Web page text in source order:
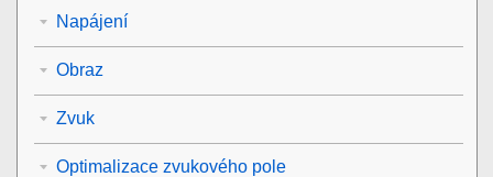
Napájení
Obraz
Zvuk
Optimalizace zvukového pole